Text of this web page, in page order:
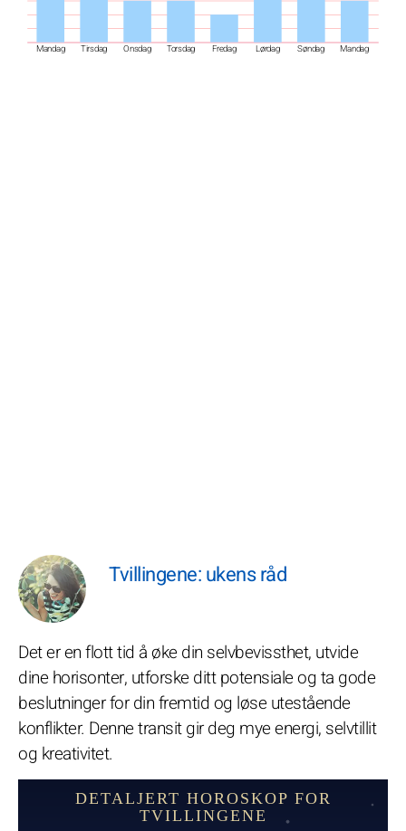
Mandag Tirsdag Onsdag Torsdag Fredag Lørdag Søndag Mandag
Tvillingene: ukens råd
Det er en flott tid å øke din selvbevissthet, utvide
dine horisonter, utforske ditt potensiale og ta gode
beslutninger for din fremtid og løse utestående
konflikter. Denne transit gir deg mye energi, selvtillit
og kreativitet.
DETALJERT HOROSKOP FOR
TVILLINGENE